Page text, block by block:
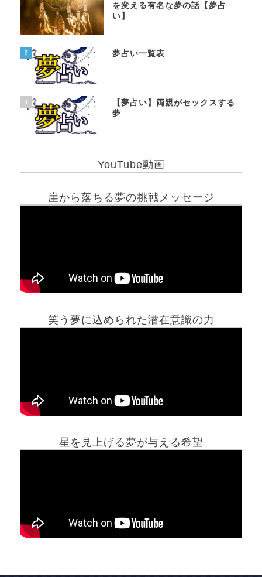
を変える有名な夢の話【夢占
い】
3 夢占い一覧表
4
【夢占い】両親がセックスする
夢
YouTube動画
崖から落ちる夢の挑戦メッセージ
笑う夢に込められた潜在意識の力
星を見上げる夢が与える希望
ホーム
最新記事動画